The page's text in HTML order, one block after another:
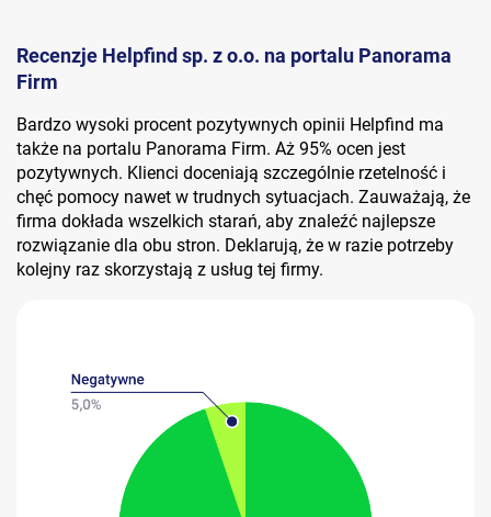
Recenzje Helpfind sp. z o.o. na portalu Panorama
Firm
Bardzo wysoki procent pozytywnych opinii Helpfind ma
także na portalu Panorama Firm. Aż 95% ocen jest
pozytywnych. Klienci doceniają szczególnie rzetelność i
chęć pomocy nawet w trudnych sytuacjach. Zauważają, że
firma dokłada wszelkich starań, aby znaleźć najlepsze
rozwiązanie dla obu stron. Deklarują, że w razie potrzeby
kolejny raz skorzystają z usług tej firmy.